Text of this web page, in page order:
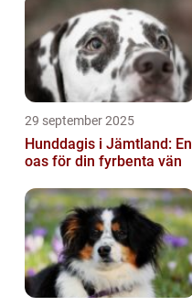
29 september 2025
Hunddagis i Jämtland: En
oas för din fyrbenta vän